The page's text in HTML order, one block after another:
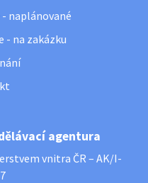
naplánované
- na zakázku
agentura
vnitra ČR – AK/I-